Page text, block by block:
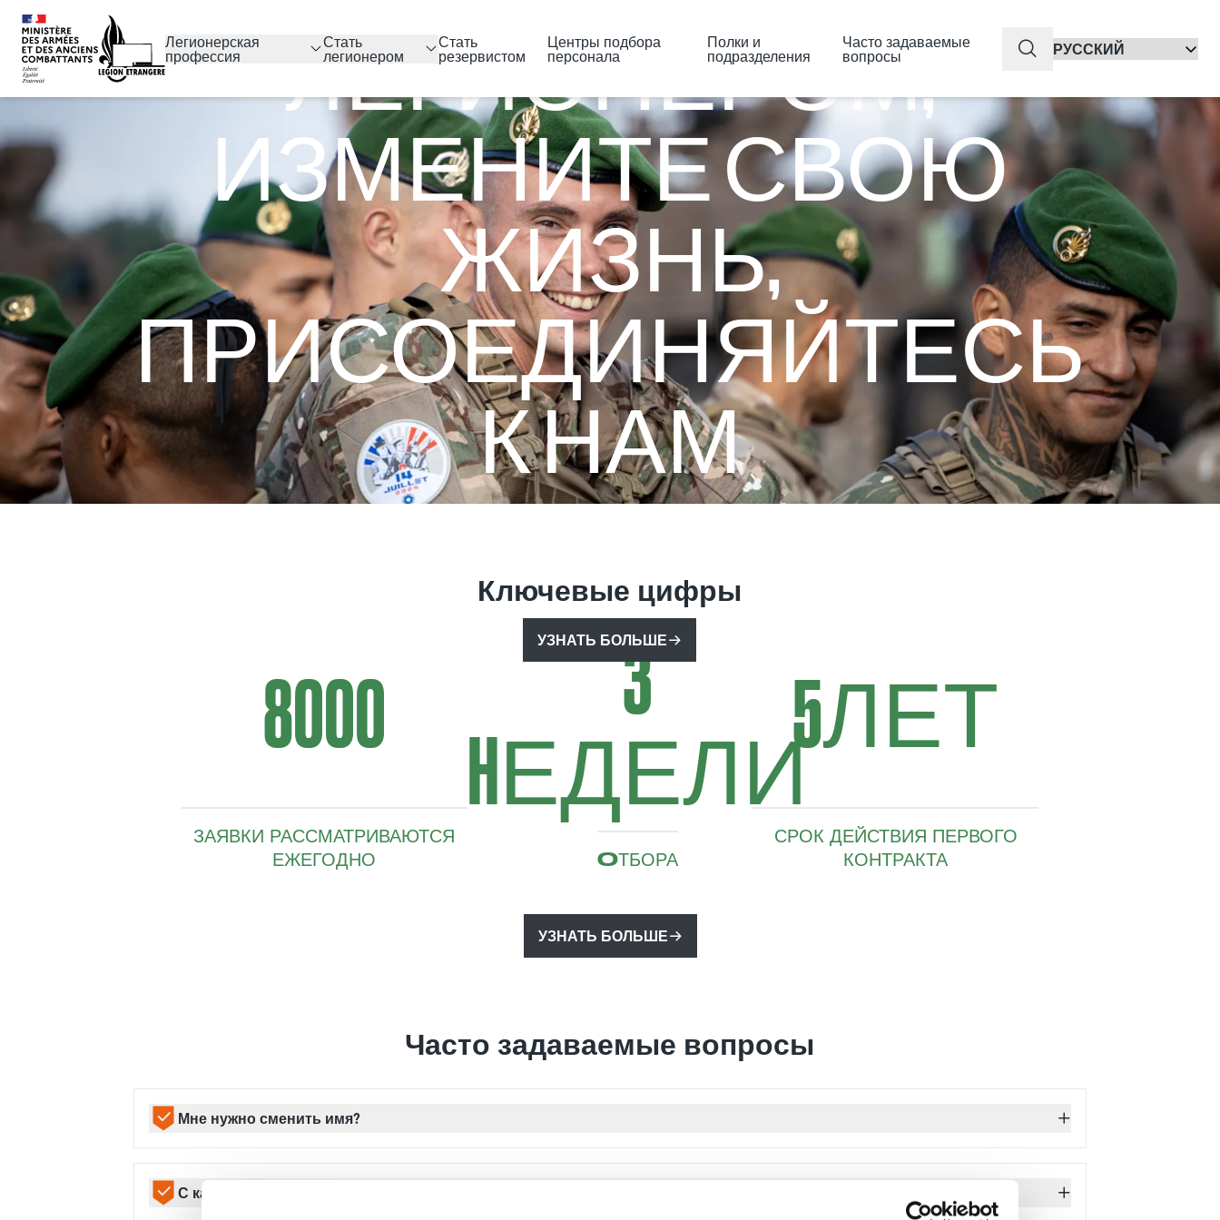
Легионерская
профессия
Стать
легионером
Стать
резервистом
Центры подбора
персонала
Полки и
подразделения
Часто задаваемые
вопросы
QuickSearch
ЛЕГИОНЕРОМ,
ИЗМЕНИТЕ СВОЮ
ЖИЗНЬ,
ПРИСОЕДИНЯЙТЕСЬ
К НАМ
УЗНАТЬ БОЛЬШЕ
Ключевые цифры
8000
ЗАЯВКИ РАССМАТРИВАЮТСЯ
ЕЖЕГОДНО
3
HЕДЕЛИ
OТБОРА
5ЛЕТ
СРОК ДЕЙСТВИЯ ПЕРВОГО
КОНТРАКТА
УЗНАТЬ БОЛЬШЕ
Часто задаваемые вопросы
Мне нужно сменить имя?
военнослужащего. Процесс урегулирования статуса военнослужащего начинается сразу после того, как лицо сможет предоставить
административные и официальные документы, запрошенные французской администрацией.
С какого возраста я могу поступить на военную службу?